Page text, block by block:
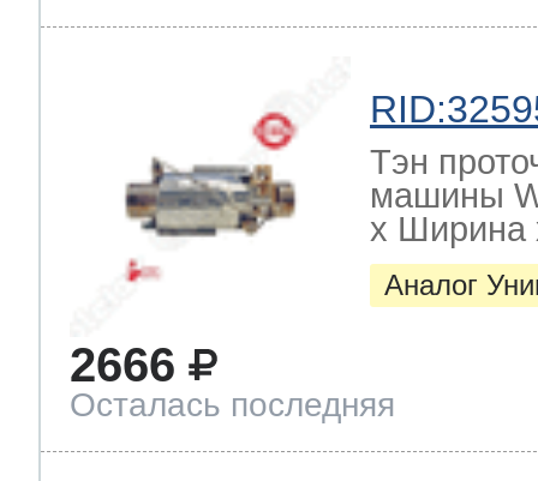
Тэн
машины
х Ширина
Аналог
2666
Осталась последняя